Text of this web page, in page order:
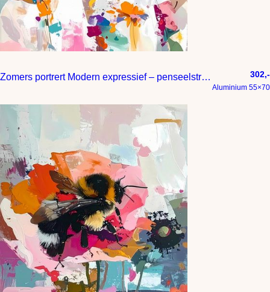
Zomers portrert Modern expressief – penseelstreken en abstracte kleurige vlakken 302,-
Aluminium 55×70